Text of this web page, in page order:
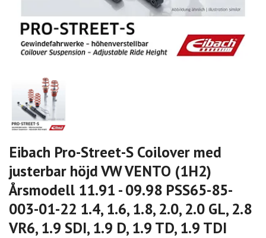
Eibach Pro-Street-S Coilover med
justerbar höjd VW VENTO (1H2)
Årsmodell 11.91 - 09.98 PSS65-85-
003-01-22 1.4, 1.6, 1.8, 2.0, 2.0 GL, 2.8
VR6, 1.9 SDI, 1.9 D, 1.9 TD, 1.9 TDI